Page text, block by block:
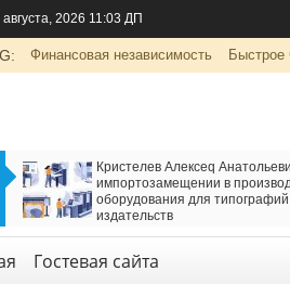
2026 11:03 ДП
Финансовая независимость Быстрое
Кристелев Алексеq
импортозамещении в
оборудования для типографий
издательств
Гостевая сайта